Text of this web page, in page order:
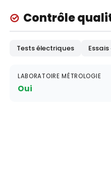
Contrôle
Tests électriques
LABORATOIRE MÉTROLOGIE
Oui